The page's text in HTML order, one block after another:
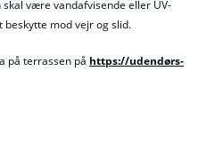
være vandafvisende eller UV-
mod vejr og slid.
på terrassen på https://udendørs-